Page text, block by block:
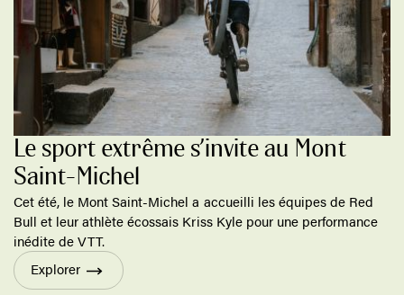
Le sport extrême s’invite au Mont
Saint-Michel
Cet été, le Mont Saint-Michel a accueilli les équipes de Red
Bull et leur athlète écossais Kriss Kyle pour une performance
inédite de VTT.
Explorer